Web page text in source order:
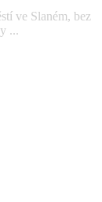
ve Slaném, bez
...